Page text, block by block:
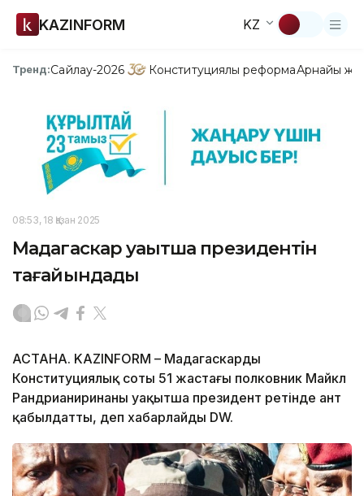
KAZINFORM KZ
Тренд:Сайлау-2026 Конституциялық реформаАрнайы
08:53, 18 Қазан 2025
Мадагаскар уақытша президентін
тағайындады
АСТАНА. KAZINFORM – Мадагаскардың
Конституциялық соты 51 жастағы полковник Майкл
Рандрианиринаны уақытша президент ретінде ант
қабылдатты, деп хабарлайды DW.